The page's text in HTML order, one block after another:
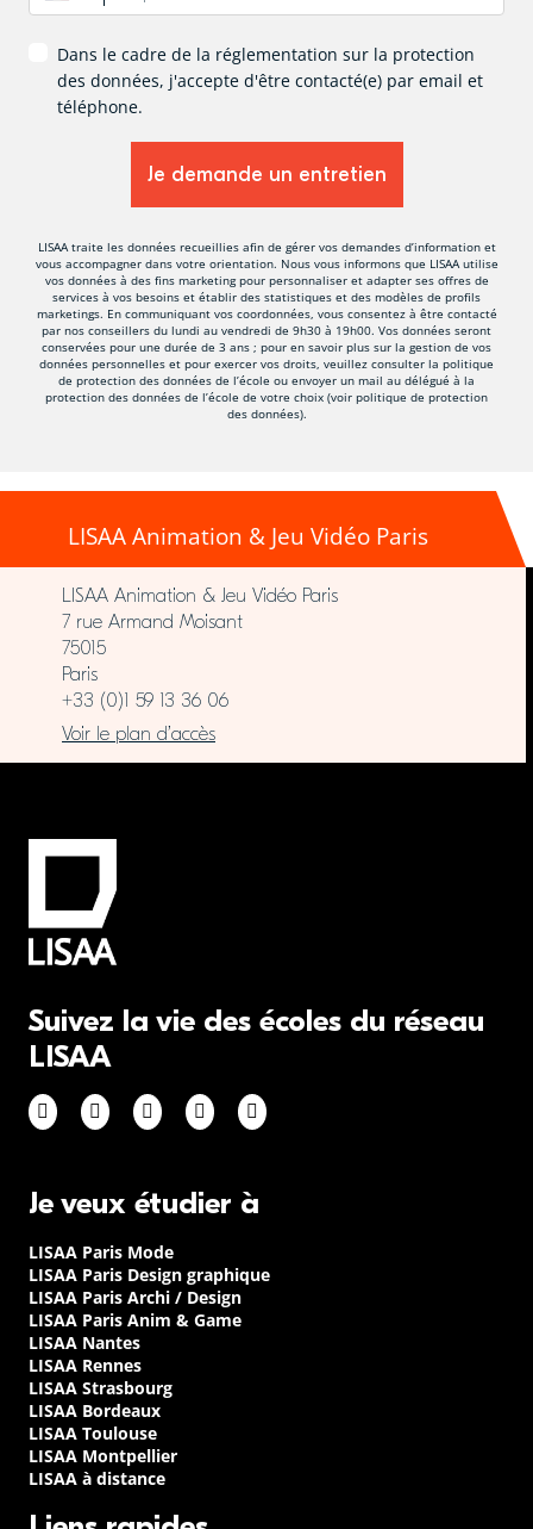
Dans le cadre de la réglementation sur la protection
des données, j'accepte d'être contacté(e) par email et
téléphone.
LISAA traite les données recueillies afin de gérer vos demandes d’information et
vous accompagner dans votre orientation. Nous vous informons que LISAA utilise
vos données à des fins marketing pour personnaliser et adapter ses offres de
services à vos besoins et établir des statistiques et des modèles de profils
marketings. En communiquant vos coordonnées, vous consentez à être contacté
par nos conseillers du lundi au vendredi de 9h30 à 19h00. Vos données seront
conservées pour une durée de 3 ans ; pour en savoir plus sur la gestion de vos
données personnelles et pour exercer vos droits, veuillez consulter la politique
de protection des données de l’école ou envoyer un mail au délégué à la
protection des données de l’école de votre choix (voir politique de protection
des données).
LISAA Animation & Jeu Vidéo Paris
LISAA Animation & Jeu Vidéo Paris
7 rue Armand Moisant
75015
Paris
+33 (0)1 59 13 36 06
Voir le plan d’accès
Suivez la vie des écoles du réseau
LISAA
Je veux étudier à
LISAA Paris Mode
LISAA Paris Design graphique
LISAA Paris Archi / Design
LISAA Paris Anim & Game
LISAA Nantes
LISAA Rennes
LISAA Strasbourg
LISAA Bordeaux
LISAA Toulouse
LISAA Montpellier
LISAA à distance